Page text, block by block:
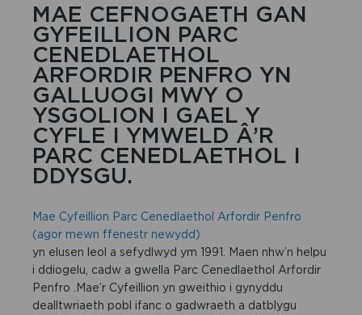
MAE CEFNOGAETH GAN
GYFEILLION PARC
CENEDLAETHOL
ARFORDIR PENFRO YN
GALLUOGI MWY O
YSGOLION I GAEL Y
CYFLE I YMWELD Â’R
PARC CENEDLAETHOL I
DDYSGU.
Mae Cyfeillion Parc Cenedlaethol Arfordir Penfro
(agor mewn ffenestr newydd)
yn elusen leol a sefydlwyd ym 1991. Maen nhw’n helpu
i ddiogelu, cadw a gwella Parc Cenedlaethol Arfordir
Penfro .Mae’r Cyfeillion yn gweithio i gynyddu
dealltwriaeth pobl ifanc o gadwraeth a datblygu